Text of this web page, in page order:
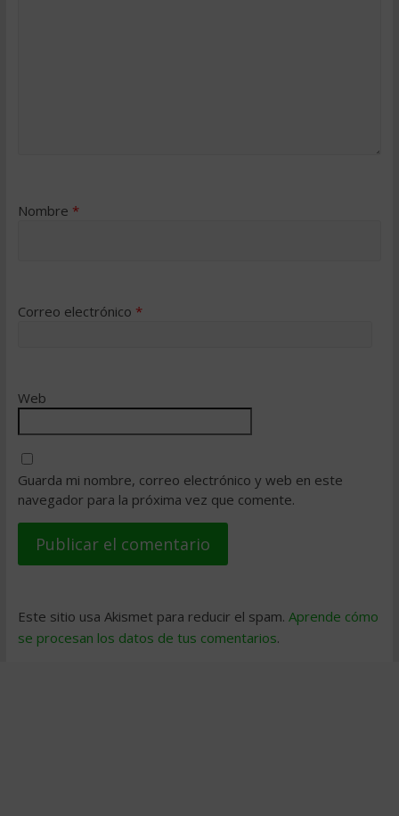
Nombre *
Correo electrónico *
Web
Guarda mi nombre, correo electrónico y web en este
navegador para la próxima vez que comente.
Este sitio usa Akismet para reducir el spam. Aprende cómo
se procesan los datos de tus comentarios.